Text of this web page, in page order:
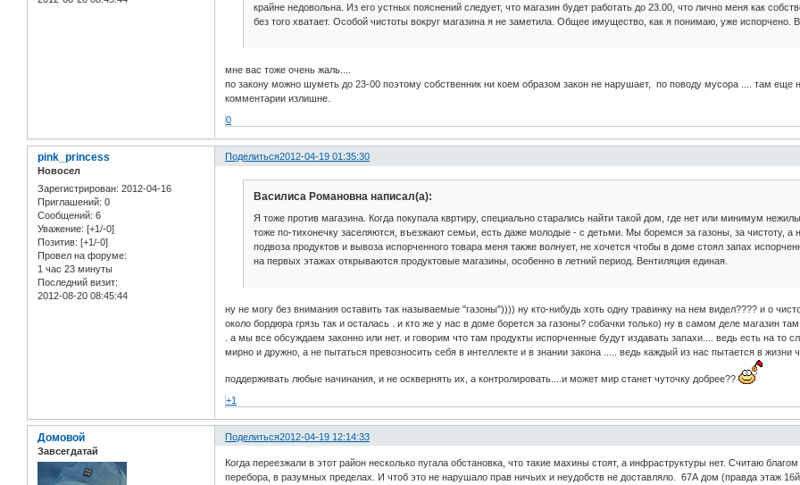
крайне недовольна. Из его устных пояснений следует, что магазин будет работать до 23.00, что лично меня как
без того хватает. Особой чистоты вокруг магазина я не заметила. Общее имущество, как я понимаю, уже
мне вас тоже очень жаль....
по закону можно шуметь до 23-00 поэтому собственник ни коем образом закон не нарушает, по поводу мусора .... там еще
комментарии излишне.
0
Поделиться2012-04-19 01:35:30
pink_princess
Новосел
Зарегистрирован: 2012-04-16
Приглашений: 0
Сообщений: 6
Уважение: [+1/-0]
Позитив: [+1/-0]
Провел на форуме:
1 час 23 минуты
Последний визит:
2012-08-20 08:45:44
Василиса Романовна написал(а):
Я тоже против магазина. Когда покупала квртиру, специально старались найти такой дом, где нет или минимум
тоже по-тихонечку заселяются, въезжают семьи, есть даже молодые - с детьми. Мы боремся за газоны, за чистоту, а
подвоза продуктов и вывоза испорченного товара меня также волнует, не хочется чтобы в доме стоял запах
на первых этажах открываются продуктовые магазины, особенно в летний период. Вентиляция единая.
ну не могу без внимания оставить так называемые "газоны")))) ну кто-нибудь хоть одну травинку на нем видел???? и о
около бордюра грязь так и осталась . и кто же у нас в доме борется за газоны? собачки только) ну в самом деле магазин
. а мы все обсуждаем законно или нет. и говорим что там продукты испорченные будут издавать запахи.... ведь есть на
мирно и дружно, а не пытаться превозносить себя в интеллекте и в знании закона ..... ведь каждый из нас пытается в
поддерживать любые начинания, и не осквернять их, а контролировать....и может мир станет чуточку добрее??
+1
Поделиться2012-04-19 12:14:33
Домовой
Завсегдатай
Когда переезжали в этот район несколько пугала обстановка, что такие махины стоят, а инфраструктуры нет. Считаю
перебора, в разумных пределах. И чтоб это не нарушало прав ничьих и неудобств не доставляло. 67А дом (правда этаж